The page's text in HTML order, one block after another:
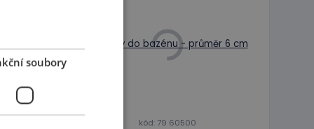
s DPH
dní před
kód: 79 60500
soubory